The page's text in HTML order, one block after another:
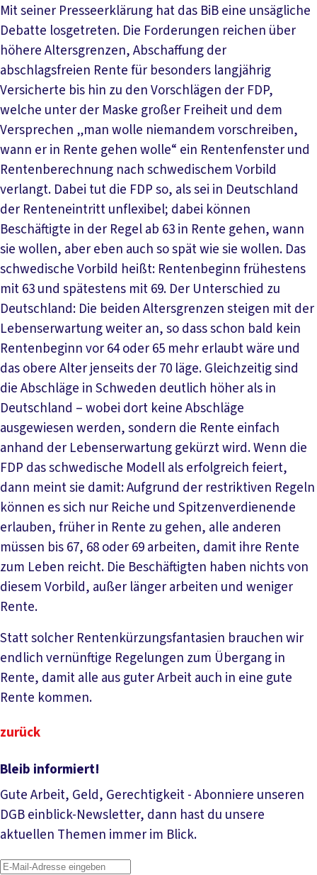
Mit seiner Presseerklärung hat das BiB eine unsägliche
Debatte losgetreten. Die Forderungen reichen über
höhere Altersgrenzen, Abschaffung der
abschlagsfreien Rente für besonders langjährig
Versicherte bis hin zu den Vorschlägen der FDP,
welche unter der Maske großer Freiheit und dem
Versprechen „man wolle niemandem vorschreiben,
wann er in Rente gehen wolle“ ein Rentenfenster und
Rentenberechnung nach schwedischem Vorbild
verlangt. Dabei tut die FDP so, als sei in Deutschland
der Renteneintritt unflexibel; dabei können
Beschäftigte in der Regel ab 63 in Rente gehen, wann
sie wollen, aber eben auch so spät wie sie wollen. Das
schwedische Vorbild heißt: Rentenbeginn frühestens
mit 63 und spätestens mit 69. Der Unterschied zu
Deutschland: Die beiden Altersgrenzen steigen mit der
Lebenserwartung weiter an, so dass schon bald kein
Rentenbeginn vor 64 oder 65 mehr erlaubt wäre und
das obere Alter jenseits der 70 läge. Gleichzeitig sind
die Abschläge in Schweden deutlich höher als in
Deutschland – wobei dort keine Abschläge
ausgewiesen werden, sondern die Rente einfach
anhand der Lebenserwartung gekürzt wird. Wenn die
FDP das schwedische Modell als erfolgreich feiert,
dann meint sie damit: Aufgrund der restriktiven Regeln
können es sich nur Reiche und Spitzenverdienende
erlauben, früher in Rente zu gehen, alle anderen
müssen bis 67, 68 oder 69 arbeiten, damit ihre Rente
zum Leben reicht. Die Beschäftigten haben nichts von
diesem Vorbild, außer länger arbeiten und weniger
Rente.
Statt solcher Rentenkürzungsfantasien brauchen wir
endlich vernünftige Regelungen zum Übergang in
Rente, damit alle aus guter Arbeit auch in eine gute
Rente kommen.
zurück
Bleib informiert!
Gute Arbeit, Geld, Gerechtigkeit - Abonniere unseren
DGB einblick-Newsletter, dann hast du unsere
aktuellen Themen immer im Blick.